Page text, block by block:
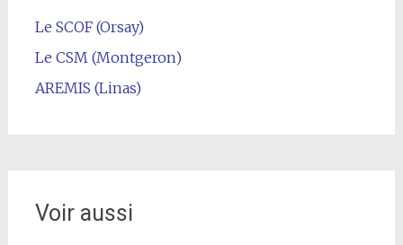
Le SCOF (Orsay)
Le CSM (Montgeron)
AREMIS (Linas)
Voir aussi